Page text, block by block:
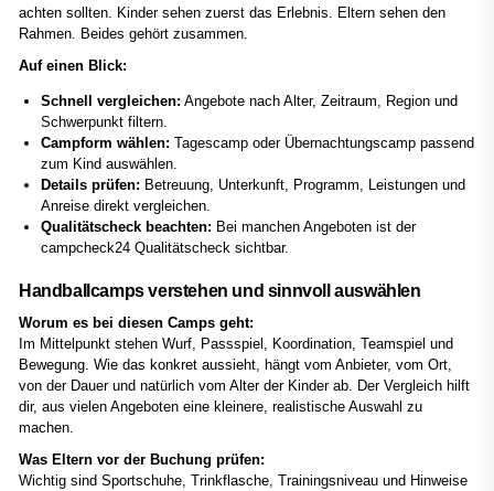
achten sollten. Kinder sehen zuerst das Erlebnis. Eltern sehen den
Rahmen. Beides gehört zusammen.
Auf einen Blick:
Schnell vergleichen: Angebote nach Alter, Zeitraum, Region und
Schwerpunkt filtern.
Campform wählen: Tagescamp oder Übernachtungscamp passend
zum Kind auswählen.
Details prüfen: Betreuung, Unterkunft, Programm, Leistungen und
Anreise direkt vergleichen.
Qualitätscheck beachten: Bei manchen Angeboten ist der
campcheck24 Qualitätscheck sichtbar.
Handballcamps verstehen und sinnvoll auswählen
Worum es bei diesen Camps geht:
Im Mittelpunkt stehen Wurf, Passspiel, Koordination, Teamspiel und
Bewegung. Wie das konkret aussieht, hängt vom Anbieter, vom Ort,
von der Dauer und natürlich vom Alter der Kinder ab. Der Vergleich hilft
dir, aus vielen Angeboten eine kleinere, realistische Auswahl zu
machen.
Was Eltern vor der Buchung prüfen:
Wichtig sind Sportschuhe, Trinkflasche, Trainingsniveau und Hinweise